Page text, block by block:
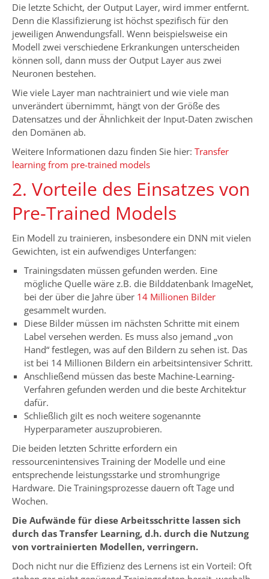
Die letzte Schicht, der Output Layer, wird immer entfernt.
Denn die Klassifizierung ist höchst spezifisch für den
jeweiligen Anwendungsfall. Wenn beispielsweise ein
Modell zwei verschiedene Erkrankungen unterscheiden
können soll, dann muss der Output Layer aus zwei
Neuronen bestehen.
Wie viele Layer man nachtrainiert und wie viele man
unverändert übernimmt, hängt von der Größe des
Datensatzes und der Ähnlichkeit der Input-Daten zwischen
den Domänen ab.
Weitere Informationen dazu finden Sie hier: Transfer
learning from pre-trained models
2. Vorteile des Einsatzes von
Pre-Trained Models
Ein Modell zu trainieren, insbesondere ein DNN mit vielen
Gewichten, ist ein aufwendiges Unterfangen:
Trainingsdaten müssen gefunden werden. Eine
mögliche Quelle wäre z.B. die Bilddatenbank ImageNet,
bei der über die Jahre über 14 Millionen Bilder
gesammelt wurden.
Diese Bilder müssen im nächsten Schritte mit einem
Label versehen werden. Es muss also jemand „von
Hand“ festlegen, was auf den Bildern zu sehen ist. Das
ist bei 14 Millionen Bildern ein arbeitsintensiver Schritt.
Anschließend müssen das beste Machine-Learning-
Verfahren gefunden werden und die beste Architektur
dafür.
Schließlich gilt es noch weitere sogenannte
Hyperparameter auszuprobieren.
Die beiden letzten Schritte erfordern ein
ressourcenintensives Training der Modelle und eine
entsprechende leistungsstarke und stromhungrige
Hardware. Die Trainingsprozesse dauern oft Tage und
Wochen.
Die Aufwände für diese Arbeitsschritte lassen sich
durch das Transfer Learning, d.h. durch die Nutzung
von vortrainierten Modellen, verringern.
Doch nicht nur die Effizienz des Lernens ist ein Vorteil: Oft